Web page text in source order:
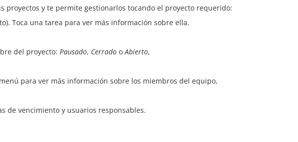
proyectos y te permite gestionarlos tocando el proyecto requerido:
Toca una tarea para ver más información sobre ella.
del proyecto: Pausado, Cerrado oAbierto,
para ver más información sobre los miembros del equipo,
de vencimiento y usuarios responsables.